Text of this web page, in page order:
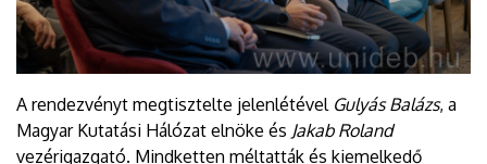
A rendezvényt megtisztelte jelenlétével Gulyás Balázs, a
Magyar Kutatási Hálózat elnöke és Jakab Roland
vezérigazgató. Mindketten méltatták és kiemelkedő